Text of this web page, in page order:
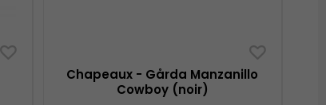
Chapeaux - Gårda Manzanillo
Cowboy (noir)